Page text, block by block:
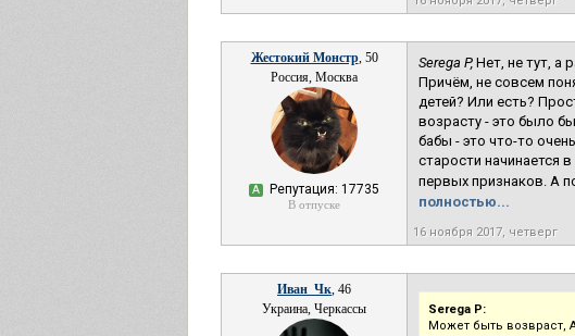
Жестокий Монстр, 50
Россия, Москва
А Репутация: 17735
В отпуске
Serega P, Нет, не тут, а
Причём, не совсем
детей? Или есть?
возрасту - это было
бабы - это что-то
старости начинается
первых признаков. А
полностью...
16 ноября 2017, четверг
Иван_Чк, 46
Украина, Черкассы
Serega P:
Может быть возвраст,